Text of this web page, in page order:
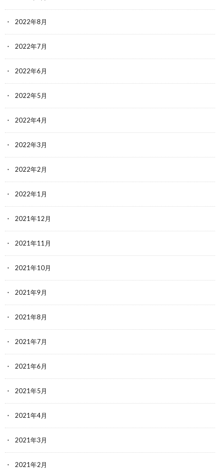
2022年8月
2022年7月
2022年6月
2022年5月
2022年4月
2022年3月
2022年2月
2022年1月
2021年12月
2021年11月
2021年10月
2021年9月
2021年8月
2021年7月
2021年6月
2021年5月
2021年4月
2021年3月
2021年2月